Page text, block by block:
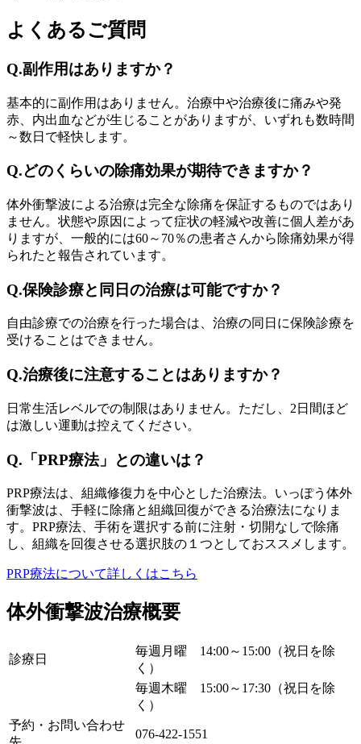
よくあるご質問
Q.副作用はありますか？
基本的に副作用はありません。治療中や治療後に痛みや発
赤、内出血などが生じることがありますが、いずれも数時間
～数日で軽快します。
Q.どのくらいの除痛効果が期待できますか？
体外衝撃波による治療は完全な除痛を保証するものではあり
ません。状態や原因によって症状の軽減や改善に個人差があ
りますが、一般的には60～70％の患者さんから除痛効果が得
られたと報告されています。
Q.保険診療と同日の治療は可能ですか？
自由診療での治療を行った場合は、治療の同日に保険診療を
受けることはできません。
Q.治療後に注意することはありますか？
日常生活レベルでの制限はありません。ただし、2日間ほど
は激しい運動は控えてください。
Q.「PRP療法」との違いは？
PRP療法は、組織修復力を中心とした治療法。いっぽう体外
衝撃波は、手軽に除痛と組織回復ができる治療法になりま
す。PRP療法、手術を選択する前に注射・切開なしで除痛
し、組織を回復させる選択肢の１つとしておススメします。
PRP療法について詳しくはこちら
体外衝撃波治療概要
診療日
毎週月曜 14:00～15:00（祝日を除
く）
毎週木曜 15:00～17:30（祝日を除
く）
予約・お問い合わせ
076-422-1551